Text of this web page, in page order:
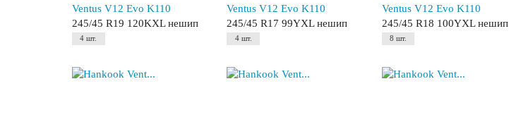
Ventus V12 Evo K110
245/45 R19 120KXL нешип
4 шт.
Ventus V12 Evo K110
245/45 R17 99YXL нешип
4 шт.
Ventus V12 Evo K110
245/45 R18 100YXL нешип
8 шт.